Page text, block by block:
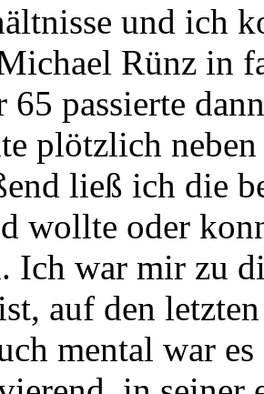
und ich
Rünz in
passierte
plötzlich
ließ ich die
wollte oder
Ich war mir zu
auf den
mental war